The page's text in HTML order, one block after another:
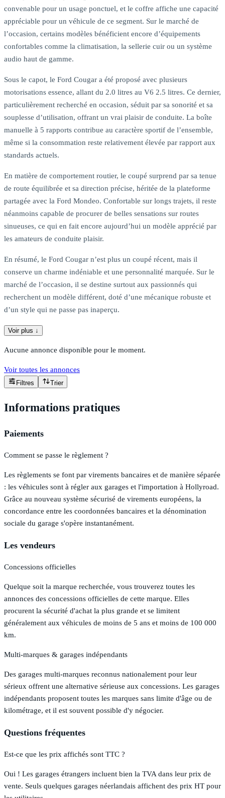
convenable pour un usage ponctuel, et le coffre affiche une capacité
appréciable pour un véhicule de ce segment. Sur le marché de
l’occasion, certains modèles bénéficient encore d’équipements
confortables comme la climatisation, la sellerie cuir ou un système
audio haut de gamme.
Sous le capot, le Ford Cougar a été proposé avec plusieurs
motorisations essence, allant du 2.0 litres au V6 2.5 litres. Ce dernier,
particulièrement recherché en occasion, séduit par sa sonorité et sa
souplesse d’utilisation, offrant un vrai plaisir de conduite. La boîte
manuelle à 5 rapports contribue au caractère sportif de l’ensemble,
même si la consommation reste relativement élevée par rapport aux
standards actuels.
En matière de comportement routier, le coupé surprend par sa tenue
de route équilibrée et sa direction précise, héritée de la plateforme
partagée avec la Ford Mondeo. Confortable sur longs trajets, il reste
néanmoins capable de procurer de belles sensations sur routes
sinueuses, ce qui en fait encore aujourd’hui un modèle apprécié par
les amateurs de conduite plaisir.
En résumé, le Ford Cougar n’est plus un coupé récent, mais il
conserve un charme indéniable et une personnalité marquée. Sur le
marché de l’occasion, il se destine surtout aux passionnés qui
recherchent un modèle différent, doté d’une mécanique robuste et
d’un style qui ne passe pas inaperçu.
Voir plus ↓
Aucune annonce disponible pour le moment.
Voir toutes les annonces
Filtres Trier
Informations pratiques
Paiements
Comment se passe le règlement ?
Les règlements se font par virements bancaires et de manière séparée
: les véhicules sont à régler aux garages et l'importation à Hollyroad.
Grâce au nouveau système sécurisé de virements européens, la
concordance entre les coordonnées bancaires et la dénomination
sociale du garage s'opère instantanément.
Les vendeurs
Concessions officielles
Quelque soit la marque recherchée, vous trouverez toutes les
annonces des concessions officielles de cette marque. Elles
procurent la sécurité d'achat la plus grande et se limitent
généralement aux véhicules de moins de 5 ans et moins de 100 000
km.
Multi-marques & garages indépendants
Des garages multi-marques reconnus nationalement pour leur
sérieux offrent une alternative sérieuse aux concessions. Les garages
indépendants proposent toutes les marques sans limite d'âge ou de
kilométrage, et il est souvent possible d'y négocier.
Questions fréquentes
Est-ce que les prix affichés sont TTC ?
Oui ! Les garages étrangers incluent bien la TVA dans leur prix de
vente. Seuls quelques garages néerlandais affichent des prix HT pour